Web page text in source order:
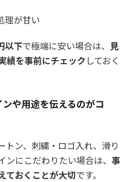
理が甘い
以下で極端に安い場合は、 見
績を事前にチェック しておく
や用途を伝えるのがコ
トン、刺繍・ロゴ入れ、滑り
ンにこだわりたい場合は、 事
ておくことが大切です。